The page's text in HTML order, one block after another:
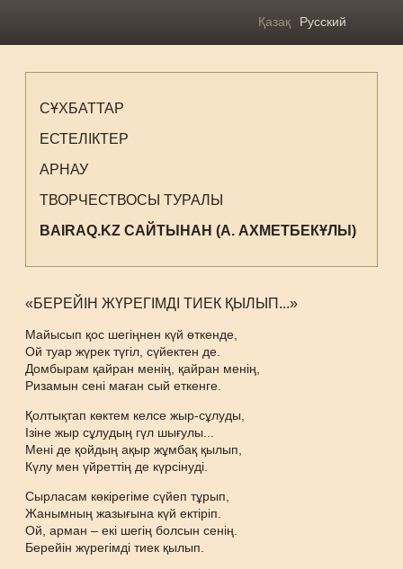
Қазақ Русский
СҰХБАТТАР
ЕСТЕЛІКТЕР
АРНАУ
ТВОРЧЕСТВОСЫ ТУРАЛЫ
BAIRAQ.KZ САЙТЫНАН (А. АХМЕТБЕКҰЛЫ)
«БЕРЕЙІН ЖҮРЕГІМДІ ТИЕК ҚЫЛЫП...»
Майысып қос шегіңнен күй өткенде,
Ой туар жүрек түгіл, сүйектен де.
Домбырам қайран менің, қайран менің,
Ризамын сені маған сый еткенге.
Қолтықтап көктем келсе жыр-сұлуды,
Ізіне жыр сұлудың гүл шығулы...
Мені де қойдың ақыр жұмбақ қылып,
Күлу мен үйреттің де күрсінуді.
Сырласам көкірегіме сүйеп тұрып,
Жанымның жазығына күй ектіріп.
Ой, арман – екі шегің болсын сенің.
Берейін жүрегімді тиек қылып.